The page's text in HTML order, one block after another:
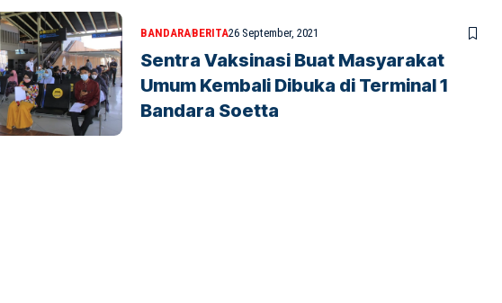
BANDARABERITA26 September, 2021
Sentra Vaksinasi Buat Masyarakat
Umum Kembali Dibuka di Terminal 1
Bandara Soetta